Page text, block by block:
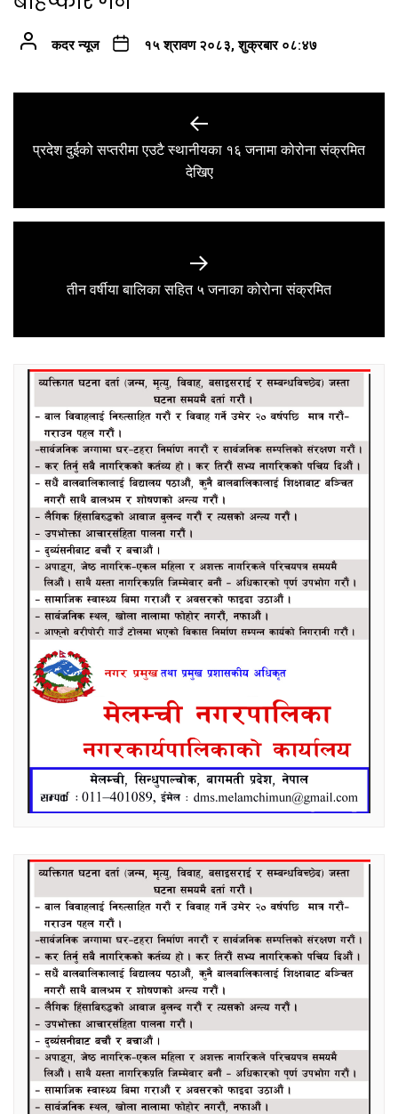
कदर न्यूज १५ श्रावण २०८३, शुक्रबार ०८:४७
navigation
Previous
post:
प्रदेश दुईको सप्तरीमा एउटै स्थानीयका १६ जनामा कोरोना संक्रमित
देखिए
Next
तीन वर्षीया बालिका सहित ५ जनाका कोरोना संक्रमित